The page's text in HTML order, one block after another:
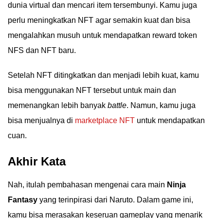
dunia virtual dan mencari item tersembunyi. Kamu juga
perlu meningkatkan NFT agar semakin kuat dan bisa
mengalahkan musuh untuk mendapatkan reward token
NFS dan NFT baru.
Setelah NFT ditingkatkan dan menjadi lebih kuat, kamu
bisa menggunakan NFT tersebut untuk main dan
memenangkan lebih banyak battle. Namun, kamu juga
bisa menjualnya di marketplace NFT untuk mendapatkan
cuan.
Akhir Kata
Nah, itulah pembahasan mengenai cara main Ninja
Fantasy yang terinpirasi dari Naruto. Dalam game ini,
kamu bisa merasakan keseruan gameplay yang menarik